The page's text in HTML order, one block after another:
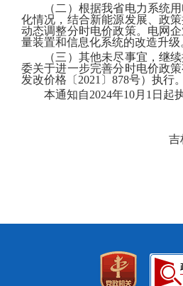
（二）根据我省电力系统
化情况，结合新能源发展、政
动态调整分时电价政策。电网
量装置和信息化系统的改造升级
（三）其他未尽事宜，继续
委关于进一步完善分时电价政策
发改价格 〔 2021 〕 878号）执行。
本通知自2024年10月 1日起
吉